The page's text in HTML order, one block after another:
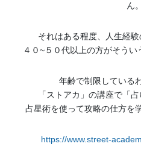
ん。
それはある程度、人生経
４０~５０代以上の方がそうい
年齢で制限している
「ストアカ」の講座で「
占星術を使って攻略の仕方を
https://www.street-